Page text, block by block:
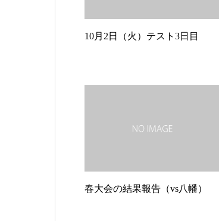
10月2日（火）テスト3日目
春大会の結果報告（vs八幡）